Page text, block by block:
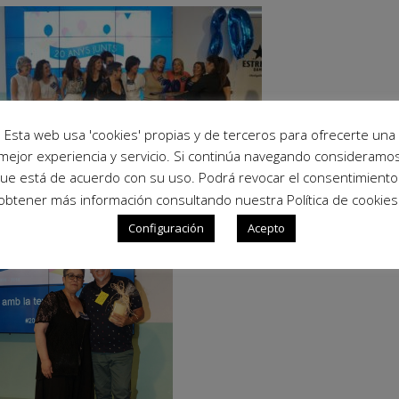
Esta web usa 'cookies' propias y de terceros para ofrecerte una
experiencia y servicio. Si continúa navegando
está de acuerdo con su uso. Podrá revocar el
más información consultando nuestra Política de cookies.
Configuración Acepto